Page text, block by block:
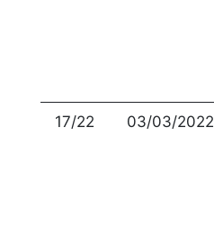
17/22 03/03/2022